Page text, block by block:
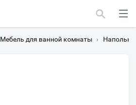
Мебель для ванной комнаты ›